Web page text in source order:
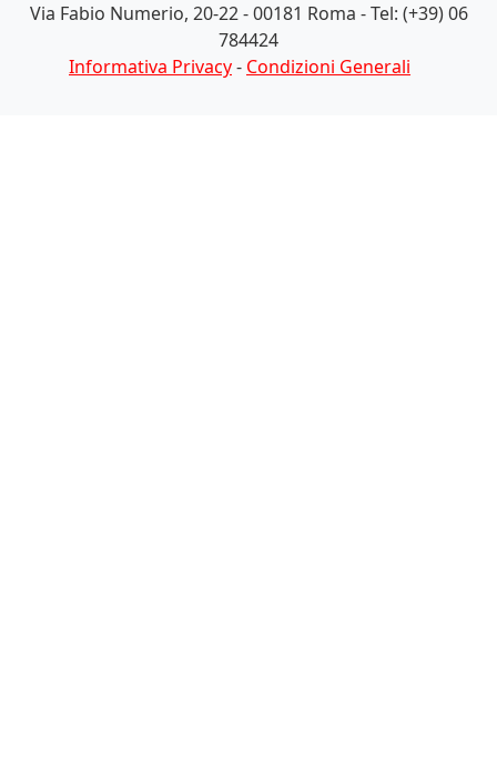
Via Fabio Numerio, 20-22 - 00181 Roma - Tel: (+39) 06
784424
Informativa Privacy- Condizioni Generali